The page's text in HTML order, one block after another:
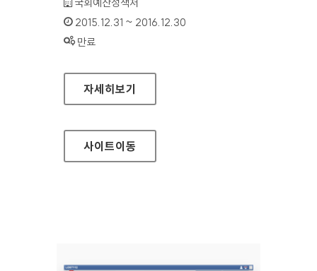
인증기간 :
2015.12.31 ~ 2016.12.30
상태 :
만료
국회예산정책처 홈페이지
자세히보기
사이트이동